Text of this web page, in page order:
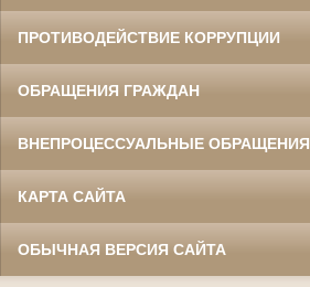
ПРОТИВОДЕЙСТВИЕ КОРРУПЦИИ
ОБРАЩЕНИЯ ГРАЖДАН
ВНЕПРОЦЕССУАЛЬНЫЕ ОБРАЩЕНИЯ
КАРТА САЙТА
ОБЫЧНАЯ ВЕРСИЯ САЙТА